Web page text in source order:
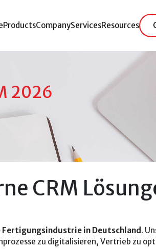
ProductsCompanyServicesResources
2026
CRM
Fertigungsindustrie in Deutschland .
zu digitalisieren, Vertrieb zu